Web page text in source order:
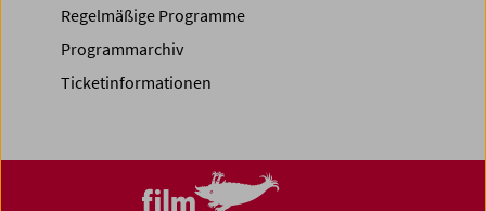
Regelmäßige Programme
Programmarchiv
Ticketinformationen